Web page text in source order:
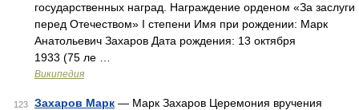
государственных наград. Награждение орденом «За заслуги
перед Отечеством» I степени Имя при рождении: Марк
Анатольевич Захаров Дата рождения: 13 октября
1933 (75 ле …
Википедия
123 Захаров Марк — Марк Захаров Церемония вручения